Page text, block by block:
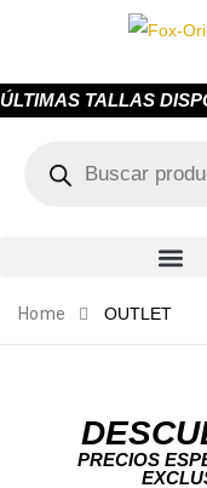
ÚLTIMAS TALLAS
Home OUTLET
PRECIOS